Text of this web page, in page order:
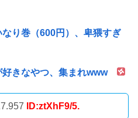
なり巻（600円）、卑猥すぎ
好きなやつ、集まれwww
ID:ztXhF9/5.